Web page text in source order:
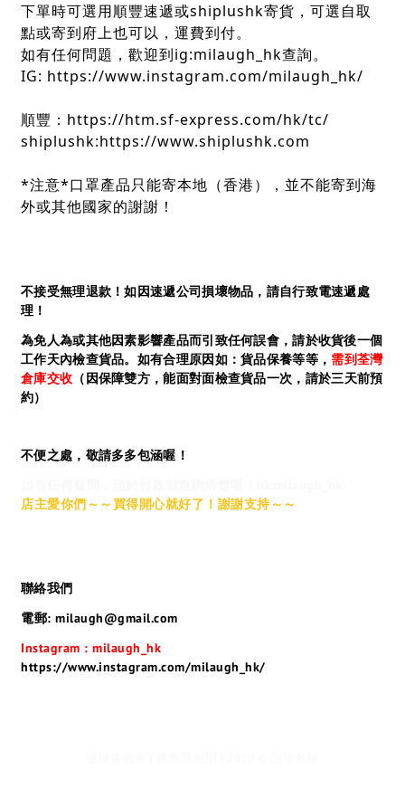
下單時可選用順豐速遞或shiplushk寄貨，可選自取
點或寄到府上也可以，運費到付。
如有任何問題，歡迎到ig:milaugh_hk查詢。
IG: https://www.instagram.com/milaugh_hk/
順豐：https://htm.sf-express.com/hk/tc/
shiplushk:https://www.shiplushk.com
*注意*口罩產品只能寄本地（香港），並不能寄到海
外或其他國家的謝謝！
不接受無理退款！如因速遞公司損壞物品，請自行致電速遞處
理！
為免人為或其他因素影響產品而引致任何誤會，請於收貨後一個
工作天內檢查貨品。如有合理原因如：貨品保養等等， 需到荃灣
倉庫交收 （因保障雙方，能面對面檢查貨品一次，請於三天前預
約）
不便之處，敬請多多包涵喔！
店主愛你們～～買得開心就好了！謝謝支持～～
聯絡我們
電郵: milaugh@gmail.com
Instagram : milaugh_hk
https://www.instagram.com/milaugh_hk/